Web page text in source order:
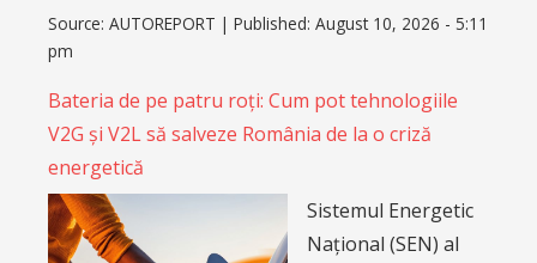
Source: AUTOREPORT | Published: August 10, 2026 - 5:11
pm
Bateria de pe patru roți: Cum pot tehnologiile
V2G și V2L să salveze România de la o criză
energetică
Sistemul Energetic
Național (SEN) al